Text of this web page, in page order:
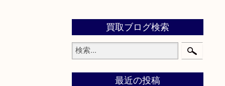
買取ブログ検索
最近の投稿